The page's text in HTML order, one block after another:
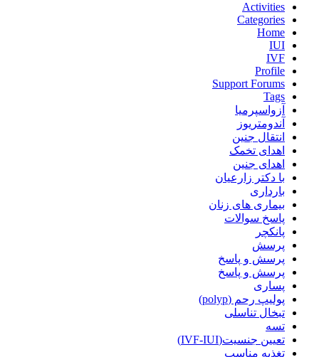
Activities
Categories
Home
IUI
IVF
Profile
Support Forums
Tags
آزواسپرمیا
آندومتریوز
انتقال جنین
اهدای تخمک
اهدای جنین
با دکتر زارعیان
بارداری
بیماری های زنان
پاسخ سوالات
پانکچر
پرسش
پرسش و پاسخ
پرسش و پاسخ
پساری
پولیپ رحم (polyp)
تبخال تناسلی
تسه
تعیین جنسیت(IVF-IUI)
تغذیه مناسب